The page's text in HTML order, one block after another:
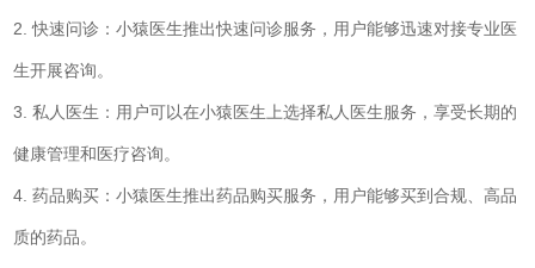
2. 快速问诊：小猿医生推出快速问诊服务，用户能够迅速对接专业医
生开展咨询。
3. 私人医生：用户可以在小猿医生上选择私人医生服务，享受长期的
健康管理和医疗咨询。
4. 药品购买：小猿医生推出药品购买服务，用户能够买到合规、高品
质的药品。